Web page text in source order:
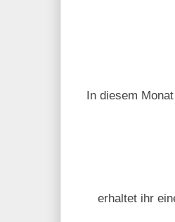
In diesem
erhaltet ihr